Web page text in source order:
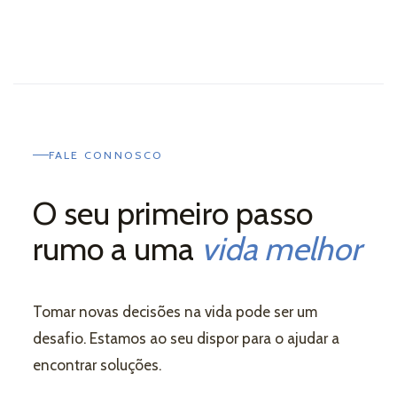
FALE CONNOSCO
O seu primeiro passo
rumo a uma vida melhor
Tomar novas decisões na vida pode ser um
desafio. Estamos ao seu dispor para o ajudar a
encontrar soluções.